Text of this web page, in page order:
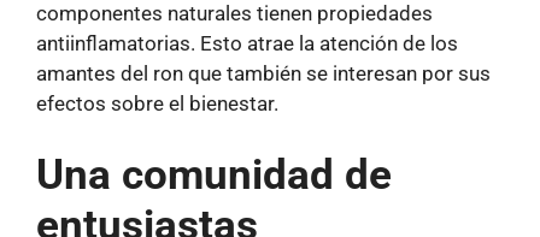
componentes naturales tienen propiedades
antiinflamatorias. Esto atrae la atención de los
amantes del ron que también se interesan por sus
efectos sobre el bienestar.
Una comunidad de
entusiastas